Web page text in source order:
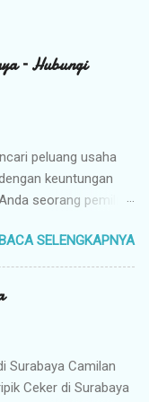
– Hubungi
peluang usaha
keuntungan
seorang pemilik
grosir camilan
Nusantara hadir
bisnis Anda !
nusantara
dari gudang
Memilih
BACA SELENGKAPNYA
Surabaya Camilan
Ceker di Surabaya